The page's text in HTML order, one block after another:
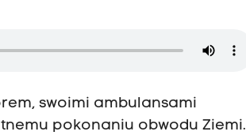
swoimi ambulansami
pokonaniu obwodu Ziemi.